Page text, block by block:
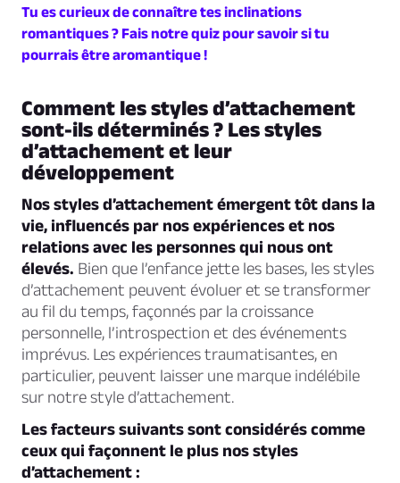
Tu es curieux de connaître tes inclinations
romantiques ? Fais notre quiz pour savoir si tu
pourrais être aromantique !
Comment les styles d’attachement
sont-ils déterminés ? Les styles
d’attachement et leur
développement
Nos styles d’attachement émergent tôt dans la
vie, influencés par nos expériences et nos
relations avec les personnes qui nous ont
élevés. Bien que l’enfance jette les bases, les styles
d’attachement peuvent évoluer et se transformer
au fil du temps, façonnés par la croissance
personnelle, l’introspection et des événements
imprévus. Les expériences traumatisantes, en
particulier, peuvent laisser une marque indélébile
sur notre style d’attachement.
Les facteurs suivants sont considérés comme
ceux qui façonnent le plus nos styles
d’attachement :